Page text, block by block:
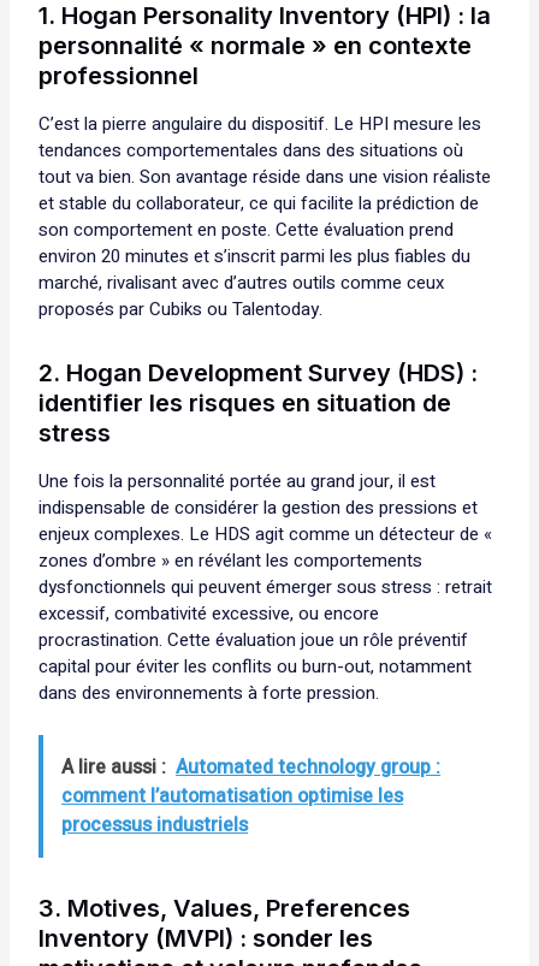
1. Hogan Personality Inventory (HPI) : la
personnalité « normale » en contexte
professionnel
C’est la pierre angulaire du dispositif. Le HPI mesure les
tendances comportementales dans des situations où
tout va bien. Son avantage réside dans une vision réaliste
et stable du collaborateur, ce qui facilite la prédiction de
son comportement en poste. Cette évaluation prend
environ 20 minutes et s’inscrit parmi les plus fiables du
marché, rivalisant avec d’autres outils comme ceux
proposés par Cubiks ou Talentoday.
2. Hogan Development Survey (HDS) :
identifier les risques en situation de
stress
Une fois la personnalité portée au grand jour, il est
indispensable de considérer la gestion des pressions et
enjeux complexes. Le HDS agit comme un détecteur de «
zones d’ombre » en révélant les comportements
dysfonctionnels qui peuvent émerger sous stress : retrait
excessif, combativité excessive, ou encore
procrastination. Cette évaluation joue un rôle préventif
capital pour éviter les conflits ou burn-out, notamment
dans des environnements à forte pression.
A lire aussi : Automated technology group :
comment l’automatisation optimise les
processus industriels
3. Motives, Values, Preferences
Inventory (MVPI) : sonder les